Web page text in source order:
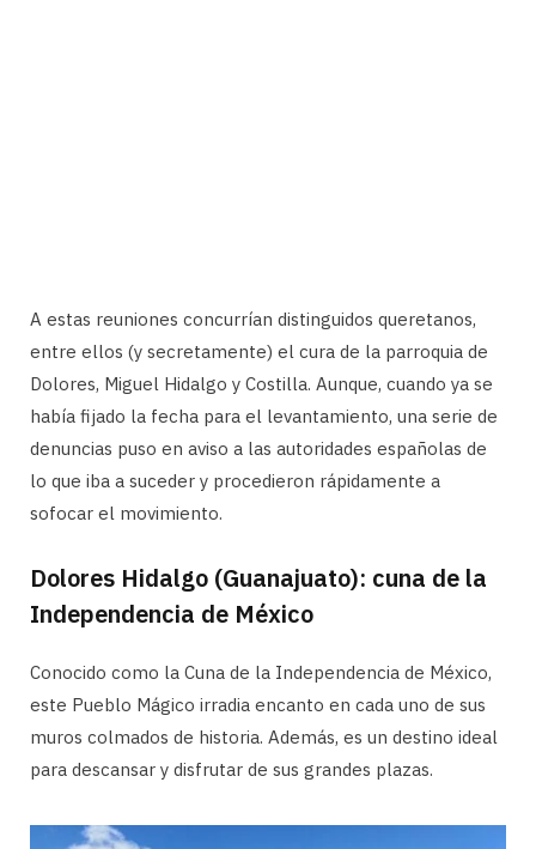
A estas reuniones concurrían distinguidos queretanos,
entre ellos (y secretamente) el cura de la parroquia de
Dolores, Miguel Hidalgo y Costilla. Aunque, cuando ya se
había fijado la fecha para el levantamiento, una serie de
denuncias puso en aviso a las autoridades españolas de
lo que iba a suceder y procedieron rápidamente a
sofocar el movimiento.
Dolores Hidalgo (Guanajuato): cuna de la
Independencia de México
Conocido como la Cuna de la Independencia de México,
este Pueblo Mágico irradia encanto en cada uno de sus
muros colmados de historia. Además, es un destino ideal
para descansar y disfrutar de sus grandes plazas.